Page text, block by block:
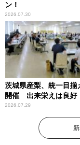
ン！
2026.07.30
茨城県産梨、統一目揃
開催 出来栄えは良好
2026.07.29